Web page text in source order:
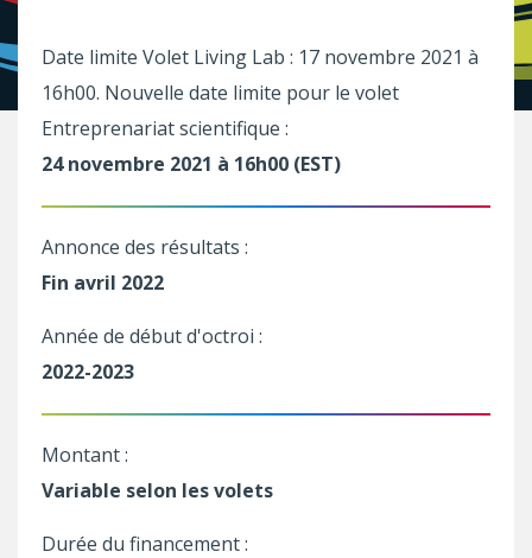
Date limite Volet Living Lab : 17 novembre 2021 à
16h00. Nouvelle date limite pour le volet
Entreprenariat scientifique :
24 novembre 2021 à 16h00 (EST)
Annonce des résultats :
Fin avril 2022
Année de début d'octroi :
2022-2023
Montant :
Variable selon les volets
Durée du financement :